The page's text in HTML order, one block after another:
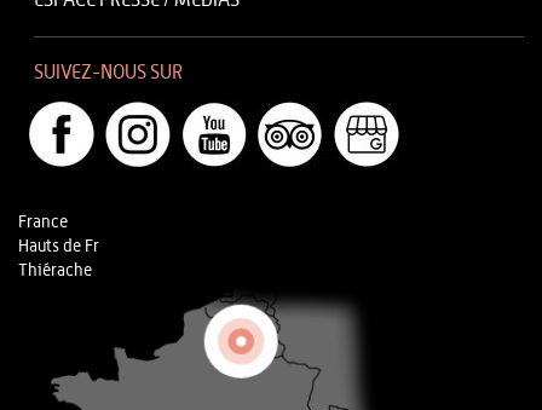
SUIVEZ-NOUS SUR
France
Hauts de Fr
Thiérache